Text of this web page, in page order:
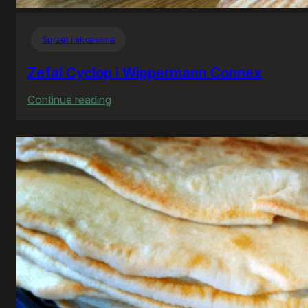
Sprzęt i akcesoria
Zefal Cyclop i Wippermann Connex
Continue reading
Cyclop
i
Wippermann
Connex